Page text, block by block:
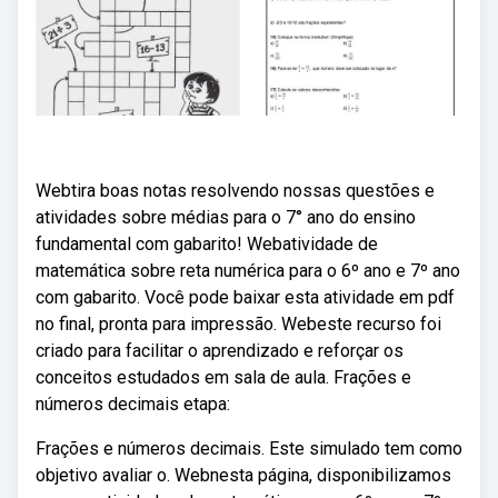
Webtira boas notas resolvendo nossas questões e
atividades sobre médias para o 7° ano do ensino
fundamental com gabarito! Webatividade de
matemática sobre reta numérica para o 6º ano e 7º ano
com gabarito. Você pode baixar esta atividade em pdf
no final, pronta para impressão. Webeste recurso foi
criado para facilitar o aprendizado e reforçar os
conceitos estudados em sala de aula. Frações e
números decimais etapa:
Frações e números decimais. Este simulado tem como
objetivo avaliar o. Webnesta página, disponibilizamos